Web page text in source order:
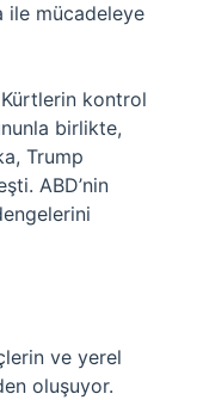
ile mücadeleye
Kürtlerin kontrol
birlikte,
Trump
ABD’nin
ve yerel
oluşuyor.